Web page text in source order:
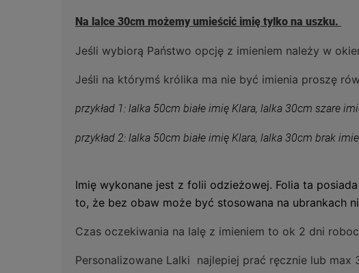
Na lalce 30cm możemy umieścić imię tylko na uszku.
Jeśli wybiorą Państwo opcję z imieniem należy w
Jeśli na którymś królika ma nie być imienia proszę
przykład 1: lalka 50cm białe imię Klara, lalka 30cm szare
przykład 2: lalka 50cm białe imię Klara, lalka 30cm brak
Imię wykonane jest z folii odzieżowej. Folia ta
to, że bez obaw może być stosowana na ubrankach
Czas oczekiwania na lalę z imieniem to ok 2 dni
Personalizowane Lalki najlepiej prać ręcznie lub